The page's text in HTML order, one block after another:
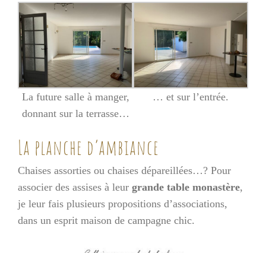
La future salle à manger,
donnant sur la terrasse…
… et sur l’entrée.
La planche d’ambiance
Chaises assorties ou chaises dépareillées…? Pour
associer des assises à leur grande table monastère,
je leur fais plusieurs propositions d’associations,
dans un esprit maison de campagne chic.